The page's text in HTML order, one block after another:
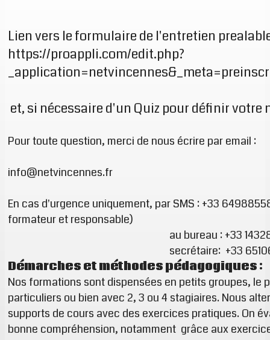
Lien vers le formulaire de l'entretien
https://proappli.com/edit.php?
et, si nécessaire d'un Quiz pour définir votre
Pour toute question, merci de nous écrire par email :
info@netvincennes.fr
En cas d'urgence uniquement, par SMS : +33
formateur et responsable)
au bureau : +33
secrétaire: +33
Démarches et méthodes pédagogiques :
Nos formations sont dispensées en petits groupes, le
particuliers ou bien avec 2, 3 ou 4 stagiaires. Nous
supports de cours avec des exercices pratiques. On
bonne compréhension, notamment grâce aux